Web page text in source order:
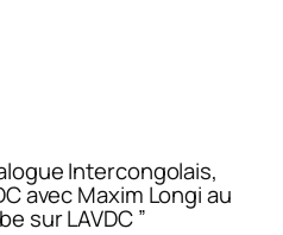
Intercongolais,
avec Maxim Longi au
sur LAVDC”